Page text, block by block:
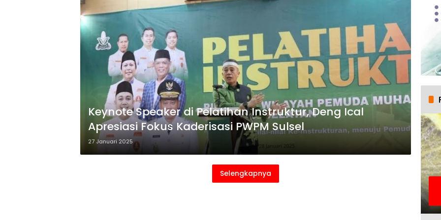
Keynote Speaker di Pelatihan Instruktur, Deng Ical
Apresiasi Fokus Kaderisasi PWPM Sulsel
27 Januari 2025
Selengkapnya